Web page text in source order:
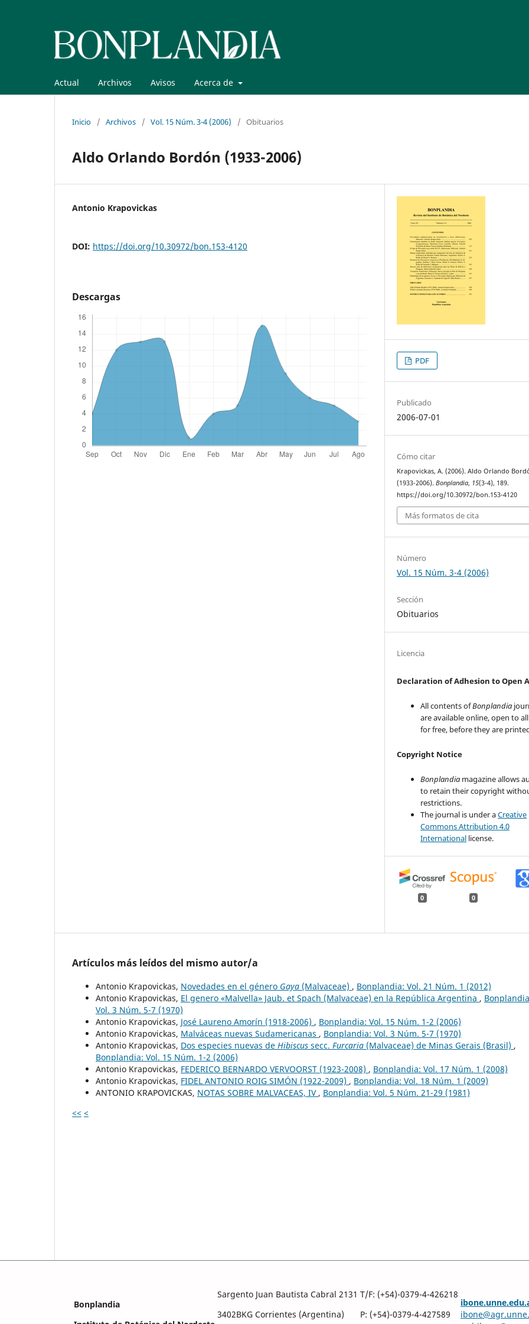
Actual Archivos Avisos Acerca de
Inicio / Archivos / Vol. 15 Núm. 3-4 (2006) / Obituarios
Aldo Orlando Bordón (1933-2006)
Antonio Krapovickas
DOI: https://doi.org/10.30972/bon.153-4120
Descargas
PDF
Publicado
2006-07-01
Cómo citar
Krapovickas, A. (2006). Aldo Orlando
(1933-2006).Bonplandia, 15(3-4), 189.
https://doi.org/10.30972/bon.153-4120
Más formatos de cita
Número
Vol. 15 Núm. 3-4 (2006)
Sección
Obituarios
Licencia
Declaration of Adhesion to Open
All contents ofBonplandia
are available online, open to
for free, before they are
Copyright Notice
Bonplandia magazine allows
to retain their copyright
restrictions.
The journal is under aCreative
Commons Attribution 4.0
International license.
0 0
Artículos más leídos del mismo autor/a
Antonio Krapovickas, Novedades en el género Gaya (Malvaceae) , Bonplandia: Vol. 21 Núm. 1 (2012)
Antonio Krapovickas, El genero «Malvella» Jaub. et Spach (Malvaceae) en la República Argentina ,
Vol. 3 Núm. 5-7 (1970)
Antonio Krapovickas, José Laureno Amorín (1918-2006) , Bonplandia: Vol. 15 Núm. 1-2 (2006)
Antonio Krapovickas, Malváceas nuevas Sudamericanas , Bonplandia: Vol. 3 Núm. 5-7 (1970)
Antonio Krapovickas, Dos especies nuevas de Hibiscus secc. Furcaria (Malvaceae) de Minas Gerais (Brasil) ,
Bonplandia: Vol. 15 Núm. 1-2 (2006)
Antonio Krapovickas, FEDERICO BERNARDO VERVOORST (1923-2008) , Bonplandia: Vol. 17 Núm. 1 (2008)
Antonio Krapovickas, FIDEL ANTONIO ROIG SIMÓN (1922-2009) , Bonplandia: Vol. 18 Núm. 1 (2009)
ANTONIO KRAPOVICKAS, NOTAS SOBRE MALVACEAS, IV , Bonplandia: Vol. 5 Núm. 21-29 (1981)
<< <
Bonplandia
Sargento Juan Bautista Cabral 2131
3402BKG Corrientes (Argentina)
T/F: (+54)-0379-4-426218
P: (+54)-0379-4-427589